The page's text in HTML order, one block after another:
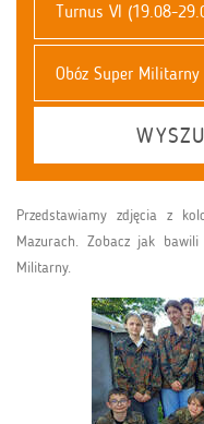
Turnus VI (19.08-
Obóz Super Militarny
Przedstawiamy zdjęcia z
Mazurach. Zobacz jak
Militarny.